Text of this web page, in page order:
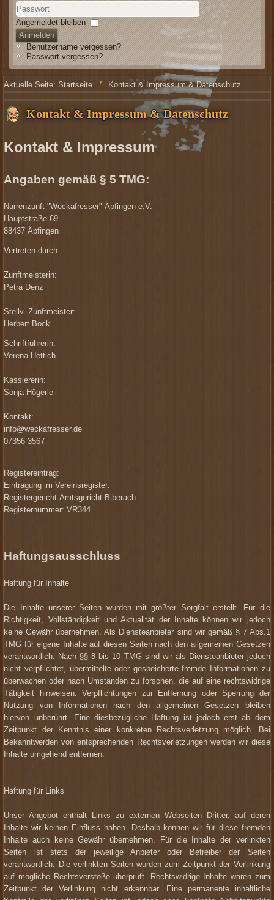
Angemeldet bleiben
Anmelden
Benutzername vergessen?
Passwort vergessen?
Aktuelle Seite:Startseite Kontakt & Impressum & Datenschutz
Kontakt & Impressum & Datenschutz
Kontakt & Impressum
Angaben gemäß § 5 TMG:
Narrenzunft "Weckafresser" Äpfingen e.V.
Hauptstraße 69
88437 Äpfingen
Vertreten durch:
Zunftmeisterin:
Petra Denz
Stellv. Zunftmeister:
Herbert Bock
Schriftführerin:
Verena Hettich
Kassiererin:
Sonja Högerle
Kontakt:
info@weckafresser.de
07356 3567
Registereintrag:
Eintragung im Vereinsregister:
Registergericht:Amtsgericht Biberach
Registernummer: VR344
Haftungsausschluss
Haftung für Inhalte
Die Inhalte unserer Seiten wurden mit größter Sorgfalt erstellt. Für die
Richtigkeit, Vollständigkeit und Aktualität der Inhalte können wir jedoch
keine Gewähr übernehmen. Als Diensteanbieter sind wir gemäß § 7 Abs.1
TMG für eigene Inhalte auf diesen Seiten nach den allgemeinen Gesetzen
verantwortlich. Nach §§ 8 bis 10 TMG sind wir als Diensteanbieter jedoch
nicht verpflichtet, übermittelte oder gespeicherte fremde Informationen zu
überwachen oder nach Umständen zu forschen, die auf eine rechtswidrige
Tätigkeit hinweisen. Verpflichtungen zur Entfernung oder Sperrung der
Nutzung von Informationen nach den allgemeinen Gesetzen bleiben
hiervon unberührt. Eine diesbezügliche Haftung ist jedoch erst ab dem
Zeitpunkt der Kenntnis einer konkreten Rechtsverletzung möglich. Bei
Bekanntwerden von entsprechenden Rechtsverletzungen werden wir diese
Inhalte umgehend entfernen.
Haftung für Links
Unser Angebot enthält Links zu externen Webseiten Dritter, auf deren
Inhalte wir keinen Einfluss haben. Deshalb können wir für diese fremden
Inhalte auch keine Gewähr übernehmen. Für die Inhalte der verlinkten
Seiten ist stets der jeweilige Anbieter oder Betreiber der Seiten
verantwortlich. Die verlinkten Seiten wurden zum Zeitpunkt der Verlinkung
auf mögliche Rechtsverstöße überprüft. Rechtswidrige Inhalte waren zum
Zeitpunkt der Verlinkung nicht erkennbar. Eine permanente inhaltliche